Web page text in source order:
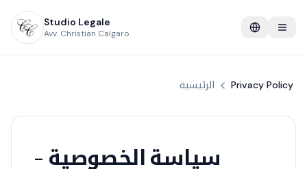
Studio Legale
Avv. Christian Calgaro
الرئيسية Privacy Policy
سياسة الخصوصية -